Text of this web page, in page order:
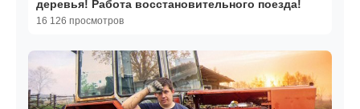
деревья! Работа восстановительного поезда!
16 126 просмотров